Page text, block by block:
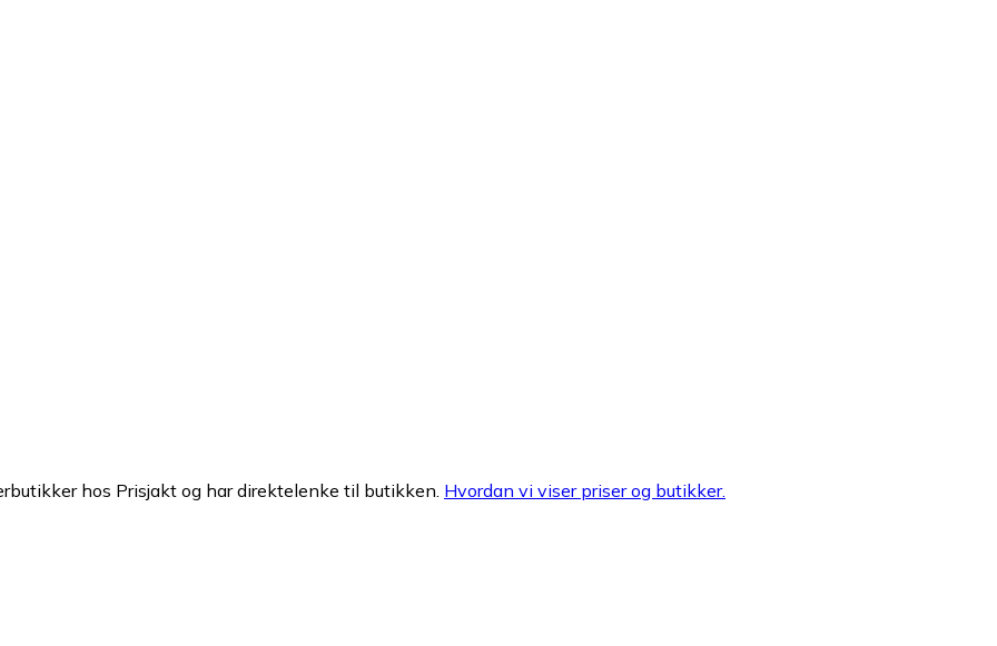
hos Prisjakt og har direktelenke til butikken. Hvordan vi viser priser og butikker.